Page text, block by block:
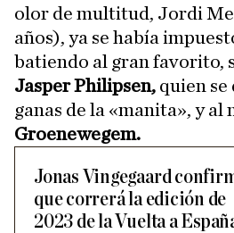
olor de multitud, Jordi
años), ya se había
batiendo al gran favorito,
Jasper Philipsen, quien se
ganas de la «manita», y al
Groenewegem.
Jonas Vingegaard
que correrá la edición de
2023 de la Vuelta a